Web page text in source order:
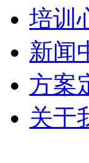
培训
新闻
方案
关于